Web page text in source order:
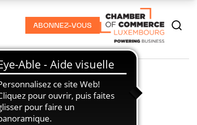
ABONNEZ-VOUS
PODCASTS